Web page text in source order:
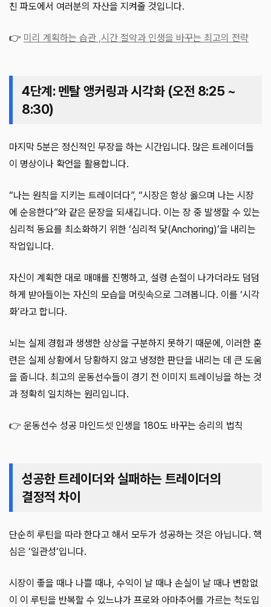
친 파도에서 여러분의 자산을 지켜줄 것입니다.
👉 미리 계획하는 습관 ,시간 절약과 인생을 바꾸는 최고의 전략
4단계: 멘탈 앵커링과 시각화 (오전 8:25 ~
8:30)
마지막 5분은 정신적인 무장을 하는 시간입니다. 많은 트레이더들
이 명상이나 확언을 활용합니다.
“나는 원칙을 지키는 트레이더다”, “시장은 항상 옳으며 나는 시장
에 순응한다”와 같은 문장을 되새깁니다. 이는 장 중 발생할 수 있는
심리적 동요를 최소화하기 위한 ‘심리적 닻(Anchoring)’을 내리는
작업입니다.
자신이 계획한 대로 매매를 진행하고, 설령 손절이 나가더라도 덤덤
하게 받아들이는 자신의 모습을 머릿속으로 그려봅니다. 이를 ‘시각
화’라고 합니다.
뇌는 실제 경험과 생생한 상상을 구분하지 못하기 때문에, 이러한 훈
련은 실제 상황에서 당황하지 않고 냉정한 판단을 내리는 데 큰 도움
을 줍니다. 최고의 운동선수들이 경기 전 이미지 트레이닝을 하는 것
과 정확히 일치하는 원리입니다.
👉 운동선수 성공 마인드셋 인생을 180도 바꾸는 승리의 법칙
성공한 트레이더와 실패하는 트레이더의
결정적 차이
단순히 루틴을 따라 한다고 해서 모두가 성공하는 것은 아닙니다. 핵
심은 ‘일관성’입니다.
시장이 좋을 때나 나쁠 때나, 수익이 날 때나 손실이 날 때나 변함없
이 이 루틴을 반복할 수 있느냐가 프로와 아마추어를 가르는 척도입